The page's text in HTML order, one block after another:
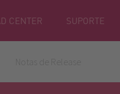
CENTER SUPORTE